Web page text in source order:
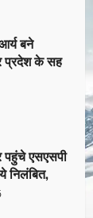
बने
प्रदेश के सह
पहुंचे एसएसपी
निलंबित,